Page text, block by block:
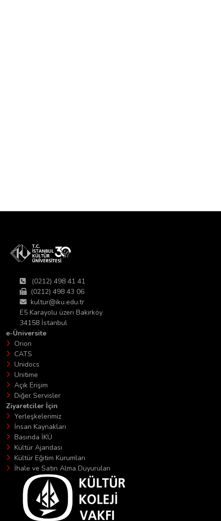
(0212) 498 41 41
(0212) 498 43 06
kultur@iku.edu.tr
E5 Karayolu üzeri Bakırköy
34158 İstanbul
e-Üniversite
Orion
CATS
Unidocs
Unitime
Açık Erişim
Diğer Servisler
Ziyaretciler İçin
Yerleşkelerimiz
İnsan Kaynakları
Basında İKÜ
Kültür Ajandası
Kültür Eğitim Kurumları
İhale ve Satın Alma Duyuruları